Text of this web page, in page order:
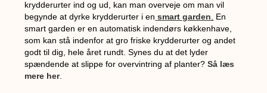
krydderurter ind og ud, kan man overveje om man vil
begynde at dyrke krydderurter i en smart garden. En
smart garden er en automatisk indendørs køkkenhave,
som kan stå indenfor at gro friske krydderurter og andet
godt til dig, hele året rundt. Synes du at det lyder
spændende at slippe for overvintring af planter?Så læs
mere her.